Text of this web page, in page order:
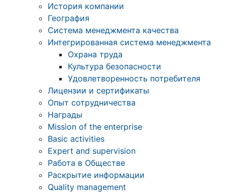
История компании
География
Система менеджмента качества
Интегрированная система менеджмента
Охрана труда
Культура безопасности
Удовлетворенность потребителя
Лицензии и сертификаты
Опыт сотрудничества
Награды
Mission of the enterprise
Basic activities
Expert and supervision
Работа в Обществе
Раскрытие информации
Quality management